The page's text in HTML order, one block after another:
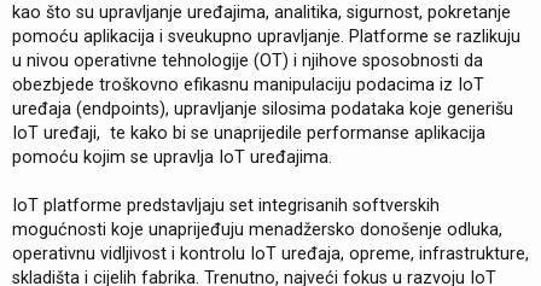
kao što su upravljanje uređajima, analitika, sigurnost, pokretanje
pomoću aplikacija i sveukupno upravljanje. Platforme se razlikuju
u nivou operativne tehnologije (OT) i njihove sposobnosti da
obezbjede troškovno efikasnu manipulaciju podacima iz IoT
uređaja (endpoints), upravljanje silosima podataka koje generišu
IoT uređaji, te kako bi se unaprijedile performanse aplikacija
pomoću kojim se upravlja IoT uređajima.
IoT platforme predstavljaju set integrisanih softverskih
mogućnosti koje unaprijeđuju menadžersko donošenje odluka,
operativnu vidljivost i kontrolu IoT uređaja, opreme, infrastrukture,
skladišta i cijelih fabrika. Trenutno, najveći fokus u razvoju IoT